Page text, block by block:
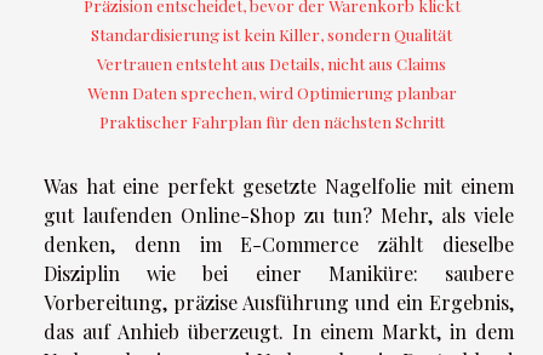
Präzision entscheidet, bevor der Warenkorb klickt
Standardisierung ist kein Killer, sondern Qualität
Vertrauen entsteht aus Details, nicht aus Claims
Wenn Daten sprechen, wird Optimierung planbar
Praktischer Fahrplan für den nächsten Schritt
Was hat eine perfekt gesetzte Nagelfolie mit einem
gut laufenden Online-Shop zu tun? Mehr, als viele
denken, denn im E-Commerce zählt dieselbe
Disziplin wie bei einer Maniküre: saubere
Vorbereitung, präzise Ausführung und ein Ergebnis,
das auf Anhieb überzeugt. In einem Markt, in dem